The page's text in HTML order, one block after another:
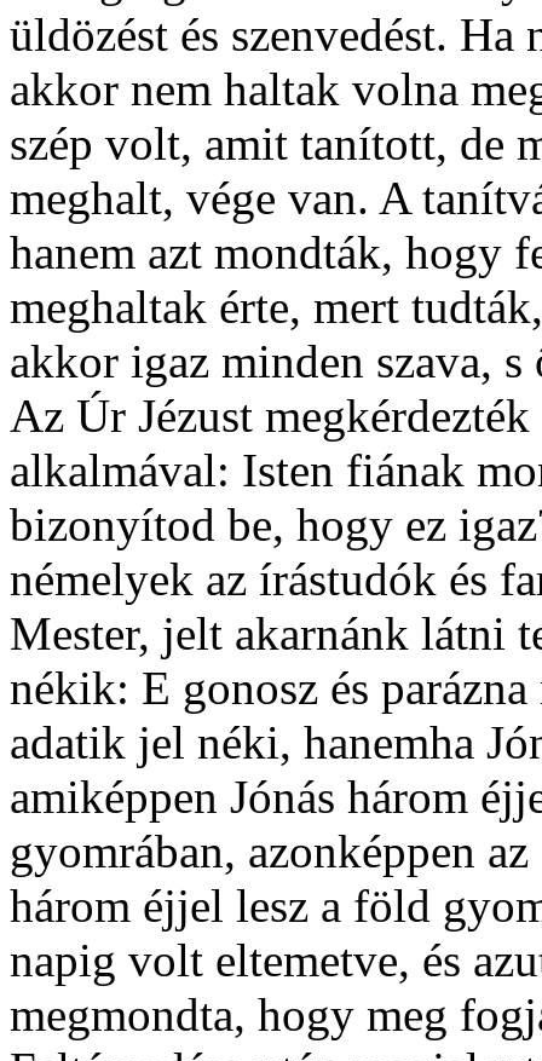
üldözést és szenvedést.
akkor nem haltak volna
szép volt, amit tanított, de
meghalt, vége van. A
hanem azt mondták, hogy
meghaltak érte, mert
akkor igaz minden szava,
Az Úr Jézust
alkalmával: Isten fiának
bizonyítod be, hogy ez
némelyek az írástudók és
Mester, jelt akarnánk látni
nékik: E gonosz és
adatik jel néki, hanemha
amiképpen Jónás három
gyomrában, azonképpen
három éjjel lesz a föld
napig volt eltemetve, és
megmondta, hogy meg